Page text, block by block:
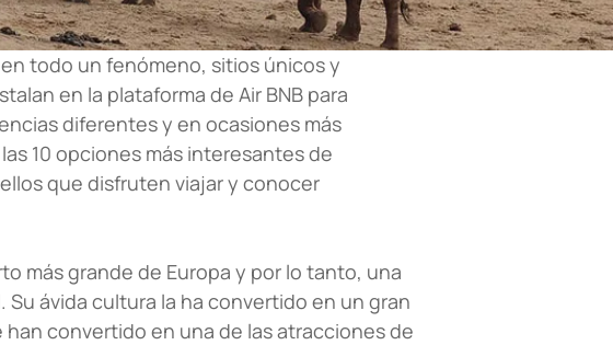
todo un fenómeno, sitios únicos y
en la plataforma de Air BNB para
diferentes y en ocasiones más
10 opciones más interesantes de
que disfruten viajar y conocer
más grande de Europa y por lo tanto, una
ávida cultura la ha convertido en un gran
convertido en una de las atracciones de